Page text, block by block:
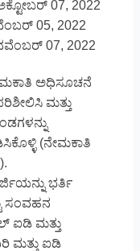
07, 2022
05, 2022
07, 2022
ಅಧಿಸೂಚನೆ
ಮತ್ತು
(ನೇಮಕಾತಿ
ಭರ್ತಿ
ಸಂವಹನ
ಐಡಿ ಮತ್ತು
ಮತ್ತು ಐಡಿ